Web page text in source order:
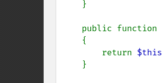
    public function
        return
$this